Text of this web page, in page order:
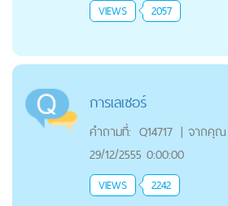
VIEWS 2057
การเลเซอร์
คำถามที่: Q14717 | จากคุณ
29/12/2555 0:00:00
VIEWS 2242